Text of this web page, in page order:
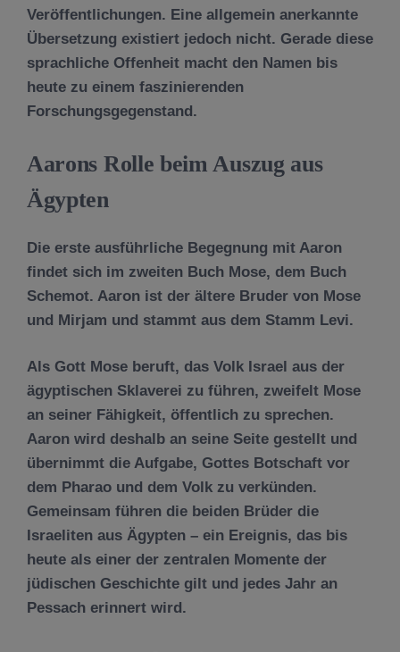
Veröffentlichungen. Eine allgemein anerkannte
Übersetzung existiert jedoch nicht. Gerade diese
sprachliche Offenheit macht den Namen bis
heute zu einem faszinierenden
Forschungsgegenstand.
Aarons Rolle beim Auszug aus
Ägypten
Die erste ausführliche Begegnung mit Aaron
findet sich im zweiten Buch Mose, dem Buch
Schemot. Aaron ist der ältere Bruder von Mose
und Mirjam und stammt aus dem Stamm Levi.
Als Gott Mose beruft, das Volk Israel aus der
ägyptischen Sklaverei zu führen, zweifelt Mose
an seiner Fähigkeit, öffentlich zu sprechen.
Aaron wird deshalb an seine Seite gestellt und
übernimmt die Aufgabe, Gottes Botschaft vor
dem Pharao und dem Volk zu verkünden.
Gemeinsam führen die beiden Brüder die
Israeliten aus Ägypten – ein Ereignis, das bis
heute als einer der zentralen Momente der
jüdischen Geschichte gilt und jedes Jahr an
Pessach erinnert wird.